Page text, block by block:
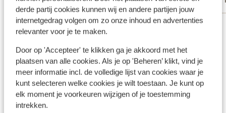
derde partij cookies kunnen wij en andere partijen jouw
internetgedrag volgen om zo onze inhoud en advertenties
relevanter voor je te maken.
Door op 'Accepteer' te klikken ga je akkoord met het
plaatsen van alle cookies. Als je op 'Beheren’ klikt, vind je
meer informatie incl. de volledige lijst van cookies waar je
kunt selecteren welke cookies je wilt toestaan. Je kunt op
elk moment je voorkeuren wijzigen of je toestemming
intrekken.
Bekijk alle 2 ervaringen
Ook interessant voor jou